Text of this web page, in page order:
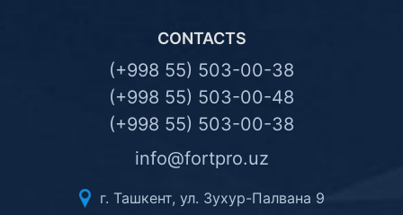
CONTACTS
(+998 55) 503-00-38
(+998 55) 503-00-48
(+998 55) 503-00-38
info@fortpro.uz
г. Ташкент, ул. Зухур-Палвана 9